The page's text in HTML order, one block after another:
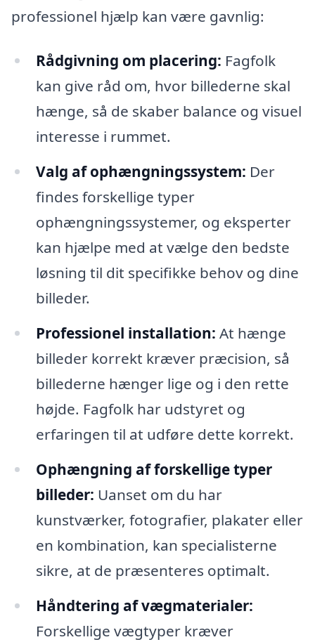
professionel hjælp kan være gavnlig:
Rådgivning om placering: Fagfolk
kan give råd om, hvor billederne skal
hænge, så de skaber balance og visuel
interesse i rummet.
Valg af ophængningssystem: Der
findes forskellige typer
ophængningssystemer, og eksperter
kan hjælpe med at vælge den bedste
løsning til dit specifikke behov og dine
billeder.
Professionel installation: At hænge
billeder korrekt kræver præcision, så
billederne hænger lige og i den rette
højde. Fagfolk har udstyret og
erfaringen til at udføre dette korrekt.
Ophængning af forskellige typer
billeder: Uanset om du har
kunstværker, fotografier, plakater eller
en kombination, kan specialisterne
sikre, at de præsenteres optimalt.
Håndtering af vægmaterialer:
Forskellige vægtyper kræver